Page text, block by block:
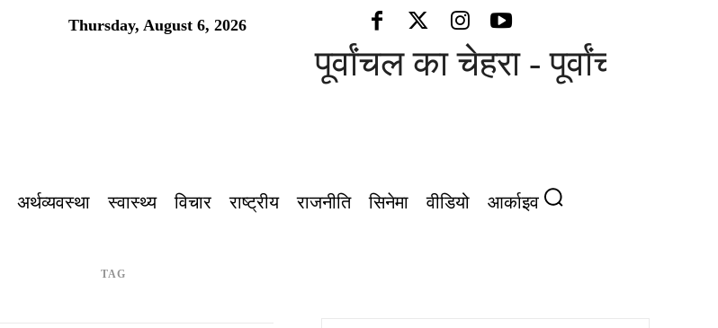
Thursday, August 6, 2026
पूर्वांचल का चेहरा - पूर्वांचल की
अर्थव्यवस्था स्वास्थ्य विचार राष्ट्रीय राजनीति सिनेमा वीडियो आर्काइव
TAG